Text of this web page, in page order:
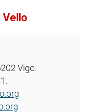
Vello
Vigo.